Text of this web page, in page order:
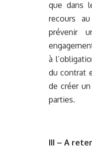
que dans
recours
prévenir
à
du contrat
de créer
parties.
III – A